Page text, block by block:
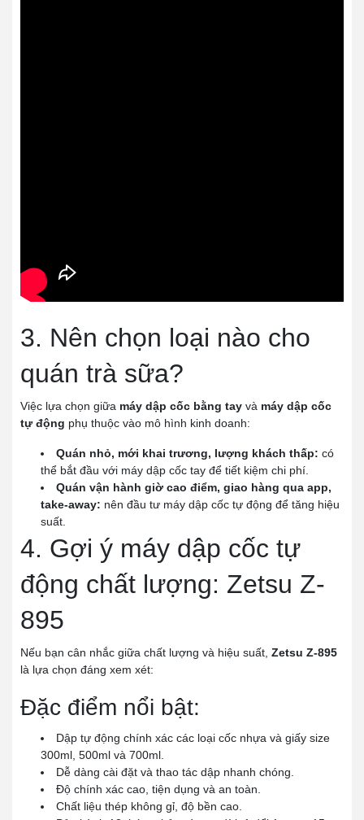
3. Nên chọn loại nào cho
quán trà sữa?
Việc lựa chọn giữa máy dập cốc bằng tay và máy dập cốc
tự động phụ thuộc vào mô hình kinh doanh:
Quán nhỏ, mới khai trương, lượng khách thấp: có
thể bắt đầu với máy dập cốc tay để tiết kiệm chi phí.
Quán vận hành giờ cao điểm, giao hàng qua app,
take-away: nên đầu tư máy dập cốc tự động để tăng hiệu
suất.
4. Gợi ý máy dập cốc tự
động chất lượng: Zetsu Z-
895
Nếu bạn cân nhắc giữa chất lượng và hiệu suất, Zetsu Z-895
là lựa chọn đáng xem xét:
Đặc điểm nổi bật:
Dập tự động chính xác các loại cốc nhựa và giấy size
300ml, 500ml và 700ml.
Dễ dàng cài đặt và thao tác dập nhanh chóng.
Độ chính xác cao, tiện dụng và an toàn.
Chất liệu thép không gỉ, độ bền cao.